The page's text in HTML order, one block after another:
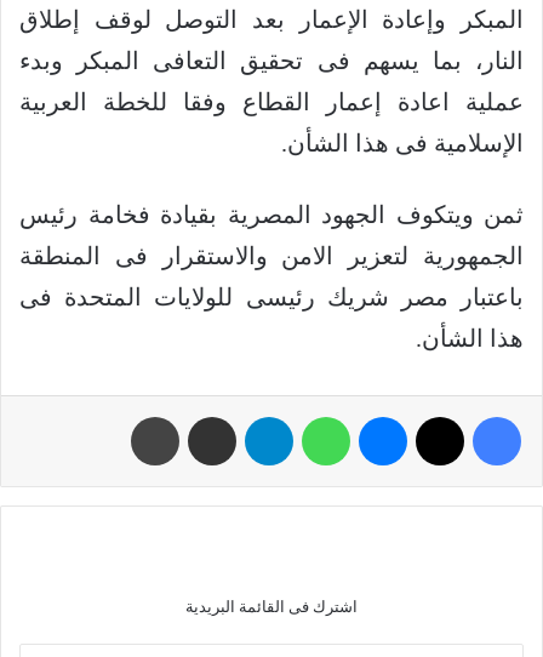
المبكر وإعادة الإعمار بعد التوصل لوقف إطلاق
النار، بما يسهم فى تحقيق التعافى المبكر وبدء
عملية اعادة إعمار القطاع وفقا للخطة العربية
الإسلامية فى هذا الشأن.
ثمن ويتكوف الجهود المصرية بقيادة فخامة رئيس
الجمهورية لتعزير الامن والاستقرار فى المنطقة
باعتبار مصر شريك رئيسى للولايات المتحدة فى
هذا الشأن.
اشترك فى القائمة البريدية